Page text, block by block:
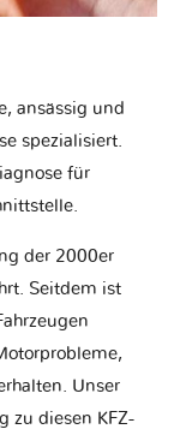
ansässig und
spezialisiert.
für
der 2000er
Seitdem ist
Unser
zu diesen KFZ-